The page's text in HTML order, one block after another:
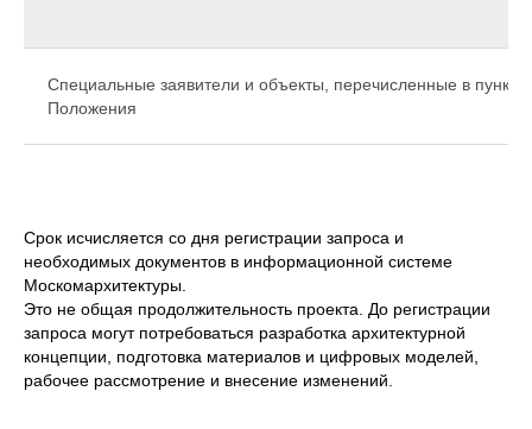
Специальные заявители и объекты, перечисленные в пункте
Положения
Срок исчисляется со дня регистрации запроса и
необходимых документов в информационной системе
Москомархитектуры.
Это не общая продолжительность проекта. До регистрации
запроса могут потребоваться разработка архитектурной
концепции, подготовка материалов и цифровых моделей,
рабочее рассмотрение и внесение изменений.